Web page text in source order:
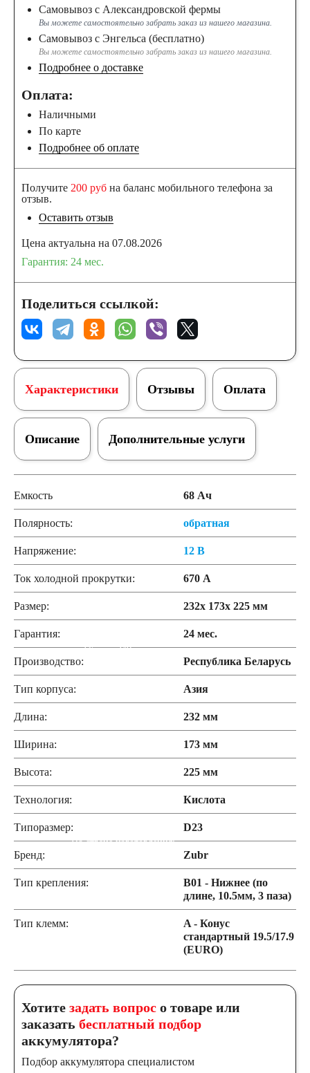
90 92 95
Грузовые
автомобили
Емкость (A/H)
100
106 110 115
120 125
140
145 150
172
235 240
По стране изготовления:
Япония
Словения
Самовывоз с Александровской фермы
Вы можете самостоятельно забрать заказ из нашего магазина.
Самовывоз с Энгельса (бесплатно)
Вы можете самостоятельно забрать заказ из нашего магазина.
Подробнее о доставке
Оплата:
Наличными
По карте
Подробнее об оплате
Получите 200 руб на баланс мобильного телефона за
отзыв.
Оставить отзыв
Цена актуальна на 07.08.2026
Гарантия: 24 мес.
Поделиться ссылкой:
Характеристики
Дополнительные услуги
Отзывы Оплата
Описание
Емкость 68 Ач
Полярность: обратная
Напряжение: 12 В
Ток холодной прокрутки: 670 А
Размер: 232x 173x 225 мм
Гарантия: 24 мес.
Производство: Республика Беларусь
Тип корпуса: Азия
Длина: 232 мм
Ширина: 173 мм
Высота: 225 мм
Технология: Кислота
Типоразмер: D23
Бренд: Zubr
Тип крепления:
B01 - Нижнее (по
длине, 10.5мм, 3 паза)
Тип клемм:
A - Конус
стандартный 19.5/17.9
(EURO)
Хотите задать вопрос о товаре или
заказать бесплатный подбор
аккумулятора?
Подбор аккумулятора специалистом